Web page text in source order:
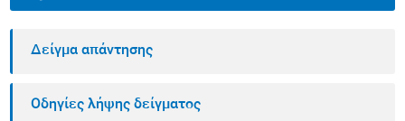
Δείγμα απάντησης
Οδηγίες λήψης δείγματος